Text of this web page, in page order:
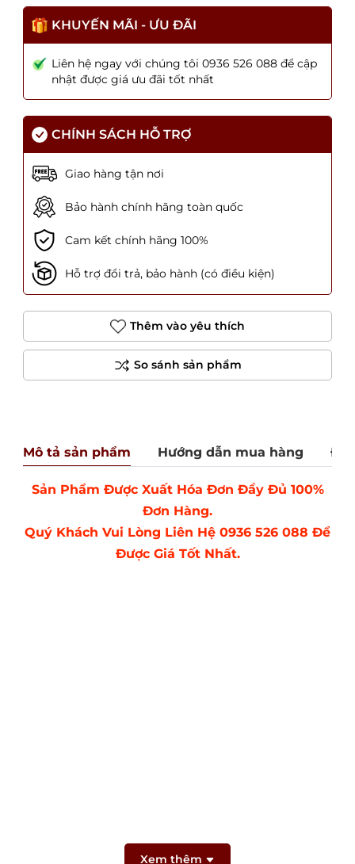
KHUYẾN MÃI - ƯU ĐÃI
Liên hệ ngay với chúng tôi 0936 526 088 để cập
nhật được giá ưu đãi tốt nhất
CHÍNH SÁCH HỖ TRỢ
Giao hàng tận nơi
Bảo hành chính hãng toàn quốc
Cam kết chính hãng 100%
Hỗ trợ đổi trả, bảo hành (có điều kiện)
Thêm vào yêu thích
Mô tả sản phẩm Hướng dẫn mua hàng
Sản Phẩm Được Xuất Hóa Đơn Đầy Đủ 100%
Đơn Hàng.
Quý Khách Vui Lòng Liên Hệ 0936 526 088 Để
Được Giá Tốt Nhất.
Xem thêm